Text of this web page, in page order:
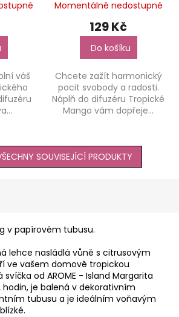
váš
Momentálně nedostupné
129 Kč
Do košíku
Chcete zažít harmonický
pocit svobody a radosti.
Náplň do difuzéru Tropické
Mango vám dopřeje...
SOUVISEJÍCÍ PRODUKTY
v papírovém tubusu.
lehce nasládlá vůně s citrusovým
ve vašem domově tropickou
od AROME - Island Margarita
hodin, je balená v dekorativním
tubusu a je ideálním voňavým